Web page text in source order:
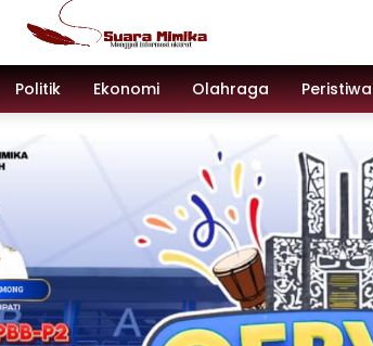
Politik Ekonomi Olahraga Peristiwa